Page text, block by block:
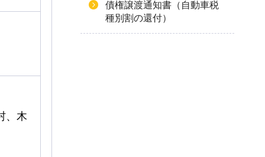
、木
債権譲渡通知書（自動車税
種別割の還付）